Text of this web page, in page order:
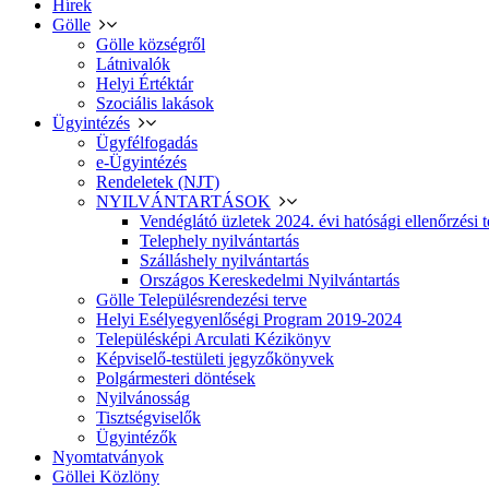
Hírek
Gölle
Gölle községről
Látnivalók
Helyi Értéktár
Szociális lakások
Ügyintézés
Ügyfélfogadás
e-Ügyintézés
Rendeletek (NJT)
NYILVÁNTARTÁSOK
Vendéglátó üzletek 2024. évi hatósági ellenőrzési
Telephely nyilvántartás
Szálláshely nyilvántartás
Országos Kereskedelmi Nyilvántartás
Gölle Településrendezési terve
Helyi Esélyegyenlőségi Program 2019-2024
Településképi Arculati Kézikönyv
Képviselő-testületi jegyzőkönyvek
Polgármesteri döntések
Nyilvánosság
Tisztségviselők
Ügyintézők
Nyomtatványok
Göllei Közlöny